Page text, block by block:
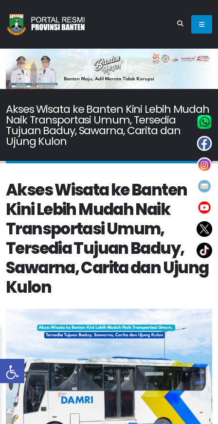
Akses Wisata ke Banten Kini Lebih Mudah
Naik Transportasi Umum, Tersedia
Tujuan Baduy, Sawarna, Carita dan
Ujung Kulon
Akses Wisata ke Banten
Kini Lebih Mudah Naik
Transportasi Umum,
Tersedia Tujuan Baduy,
Sawarna, Carita dan Ujung
Kulon